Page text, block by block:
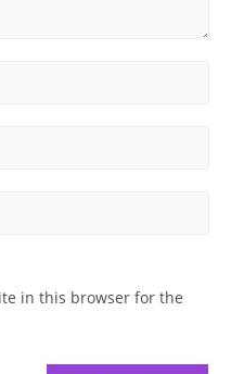
in this browser for the